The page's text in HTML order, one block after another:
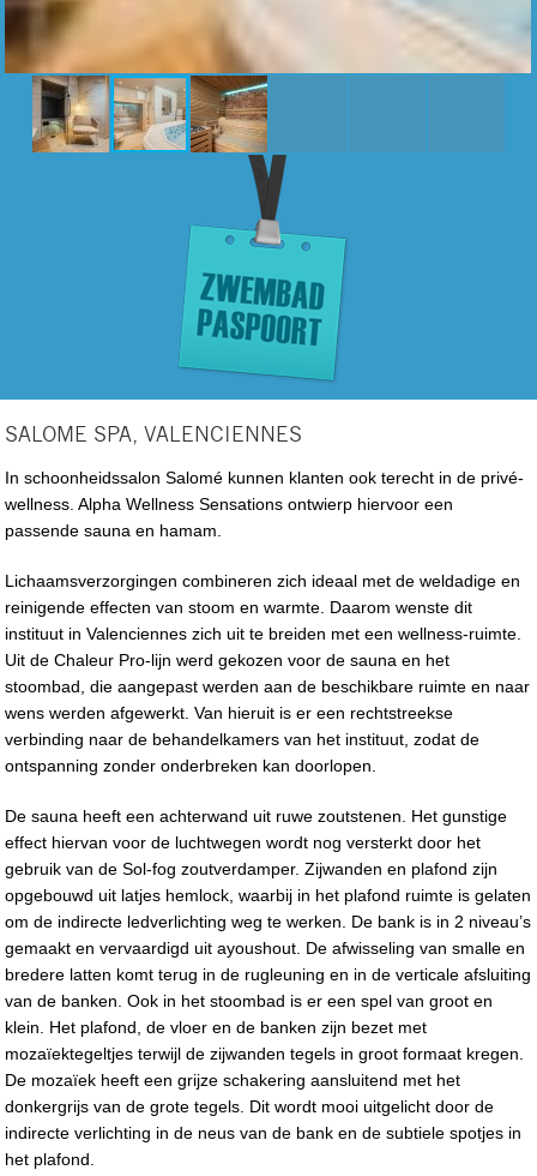
SALOME SPA, VALENCIENNES
In schoonheidssalon Salomé kunnen klanten ook terecht in de privé-
wellness. Alpha Wellness Sensations ontwierp hiervoor een
passende sauna en hamam.
Lichaamsverzorgingen combineren zich ideaal met de weldadige en
reinigende effecten van stoom en warmte. Daarom wenste dit
instituut in Valenciennes zich uit te breiden met een wellness-ruimte.
Uit de Chaleur Pro-lijn werd gekozen voor de sauna en het
stoombad, die aangepast werden aan de beschikbare ruimte en naar
wens werden afgewerkt. Van hieruit is er een rechtstreekse
verbinding naar de behandelkamers van het instituut, zodat de
ontspanning zonder onderbreken kan doorlopen.
De sauna heeft een achterwand uit ruwe zoutstenen. Het gunstige
effect hiervan voor de luchtwegen wordt nog versterkt door het
gebruik van de Sol-fog zoutverdamper. Zijwanden en plafond zijn
opgebouwd uit latjes hemlock, waarbij in het plafond ruimte is gelaten
om de indirecte ledverlichting weg te werken. De bank is in 2 niveau’s
gemaakt en vervaardigd uit ayoushout. De afwisseling van smalle en
bredere latten komt terug in de rugleuning en in de verticale afsluiting
van de banken. Ook in het stoombad is er een spel van groot en
klein. Het plafond, de vloer en de banken zijn bezet met
mozaïektegeltjes terwijl de zijwanden tegels in groot formaat kregen.
De mozaïek heeft een grijze schakering aansluitend met het
donkergrijs van de grote tegels. Dit wordt mooi uitgelicht door de
indirecte verlichting in de neus van de bank en de subtiele spotjes in
het plafond.